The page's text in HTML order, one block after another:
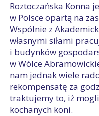
Roztoczańska Konna
w Polsce opartą na
Wspólnie z
własnymi siłami
i budynków
w Wólce
nam jednak wiele
rekompensatę za
traktujemy to, iż
kochanych koni.